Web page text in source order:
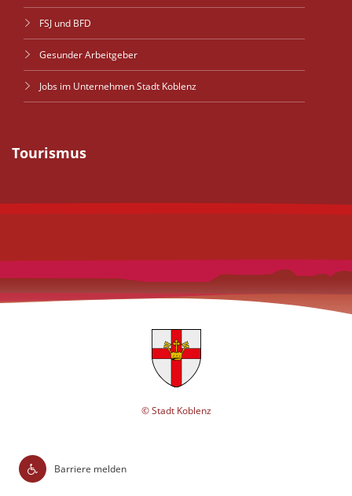
FSJ und BFD
Gesunder Arbeitgeber
Jobs im Unternehmen Stadt Koblenz
Tourismus
© Stadt Koblenz
Barriere melden